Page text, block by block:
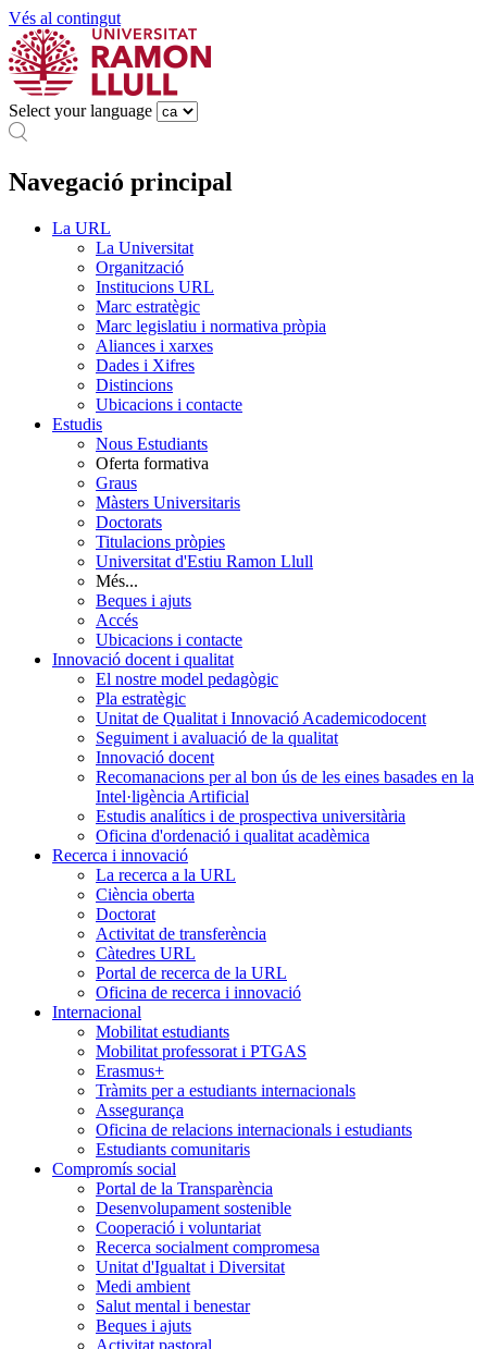
Vés al contingut
Select your language
Navegació principal
La URL
La Universitat
Organització
Institucions URL
Marc estratègic
Marc legislatiu i normativa pròpia
Aliances i xarxes
Dades i Xifres
Distincions
Ubicacions i contacte
Estudis
Nous Estudiants
Oferta formativa
Graus
Màsters Universitaris
Doctorats
Titulacions pròpies
Universitat d'Estiu Ramon Llull
Més...
Beques i ajuts
Accés
Ubicacions i contacte
Innovació docent i qualitat
El nostre model pedagògic
Pla estratègic
Unitat de Qualitat i Innovació Academicodocent
Seguiment i avaluació de la qualitat
Innovació docent
Recomanacions per al bon ús de les eines basades en la
Intel·ligència Artificial
Estudis analítics i de prospectiva universitària
Oficina d'ordenació i qualitat acadèmica
Recerca i innovació
La recerca a la URL
Ciència oberta
Doctorat
Activitat de transferència
Càtedres URL
Portal de recerca de la URL
Oficina de recerca i innovació
Internacional
Mobilitat estudiants
Mobilitat professorat i PTGAS
Erasmus+
Tràmits per a estudiants internacionals
Assegurança
Oficina de relacions internacionals i estudiants
Estudiants comunitaris
Compromís social
Portal de la Transparència
Desenvolupament sostenible
Cooperació i voluntariat
Recerca socialment compromesa
Unitat d'Igualtat i Diversitat
Medi ambient
Salut mental i benestar
Beques i ajuts
Activitat pastoral